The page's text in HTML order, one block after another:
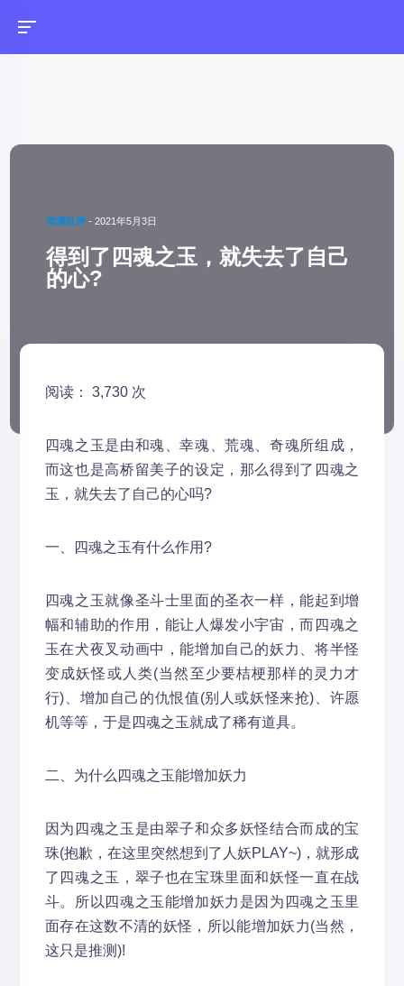
动漫乱评 -2021年5月3日
得到了四魂之玉，就失去了自己
的心?
阅读： 3,730 次
四魂之玉是由和魂、幸魂、荒魂、奇魂所组成，
而这也是高桥留美子的设定，那么得到了四魂之
玉，就失去了自己的心吗?
一、四魂之玉有什么作用?
四魂之玉就像圣斗士里面的圣衣一样，能起到增
幅和辅助的作用，能让人爆发小宇宙，而四魂之
玉在犬夜叉动画中，能增加自己的妖力、将半怪
变成妖怪或人类(当然至少要桔梗那样的灵力才
行)、增加自己的仇恨值(别人或妖怪来抢)、许愿
机等等，于是四魂之玉就成了稀有道具。
二、为什么四魂之玉能增加妖力
因为四魂之玉是由翠子和众多妖怪结合而成的宝
珠(抱歉，在这里突然想到了人妖PLAY~)，就形成
了四魂之玉，翠子也在宝珠里面和妖怪一直在战
斗。所以四魂之玉能增加妖力是因为四魂之玉里
面存在这数不清的妖怪，所以能增加妖力(当然，
这只是推测)!